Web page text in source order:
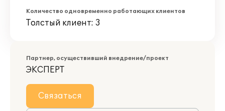
Количество одновременно работающих клиентов
Толстый клиент: 3
Партнер, осуществивший внедрение/проект
ЭКСПЕРТ
Связаться